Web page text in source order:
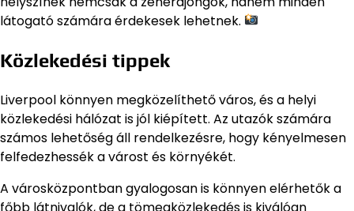
látogató számára érdekesek lehetnek.
Közlekedési tippek
Liverpool könnyen megközelíthető város, és a helyi
közlekedési hálózat is jól kiépített. Az utazók számára
számos lehetőség áll rendelkezésre, hogy kényelmesen
felfedezhessék a várost és környékét.
A városközpontban gyalogosan is könnyen elérhetők a
főbb látnivalók, de a tömegközlekedés is kiválóan